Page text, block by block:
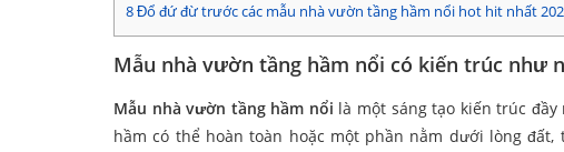
8Đổ đứ đừ trước các mẫu nhà vườn tầng hầm nổi hot hit nhất
Mẫu nhà vườn tầng hầm nổi có kiến trúc như
Mẫu nhà vườn tầng hầm nổi là một sáng tạo kiến trúc
hầm có thể hoàn toàn hoặc một phần nằm dưới lòng